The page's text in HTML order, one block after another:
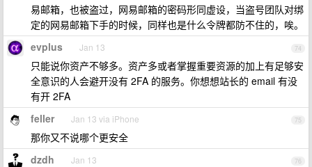
易邮箱，也被盗过，网易邮箱的密码形同虚设，当盗号团队对绑
定的网易邮箱下手的时候，同样也是什么令牌都防不住的，唉。
74
evplus Jan 13
只能说你资产不够多。资产多或者掌握重要资源的加上有足够安
全意识的人会避开没有 2FA 的服务。你想想站长的 email 有没
有开 2FA
75
feller Jan 13 via iPhone
那你又不说哪个更安全
76
dzdh Jan 13